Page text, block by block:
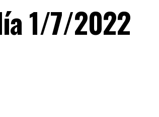
1/7/2022